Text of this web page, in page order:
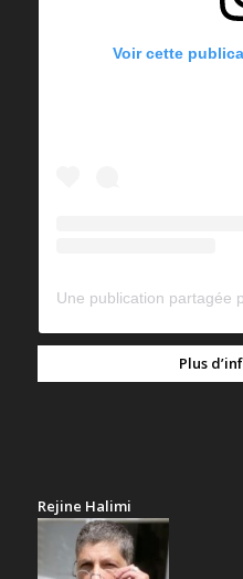
Voir cette
Plus
Rejine Halimi